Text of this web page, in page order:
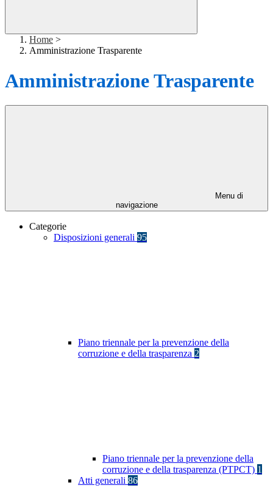
Home >
Amministrazione Trasparente
Amministrazione Trasparente
Menu di
navigazione
Categorie
Disposizioni generali 95
Piano triennale per la prevenzione della
corruzione e della trasparenza 2
Piano triennale per la prevenzione della
corruzione e della trasparenza (PTPCT) 1
Atti generali 86